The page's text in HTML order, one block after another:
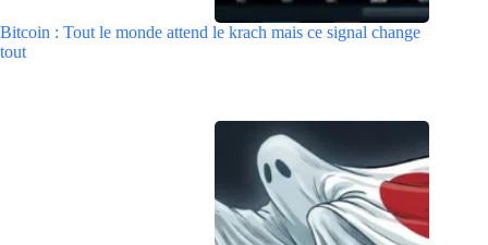
Bitcoin : Tout le monde attend le krach mais ce signal change
tout